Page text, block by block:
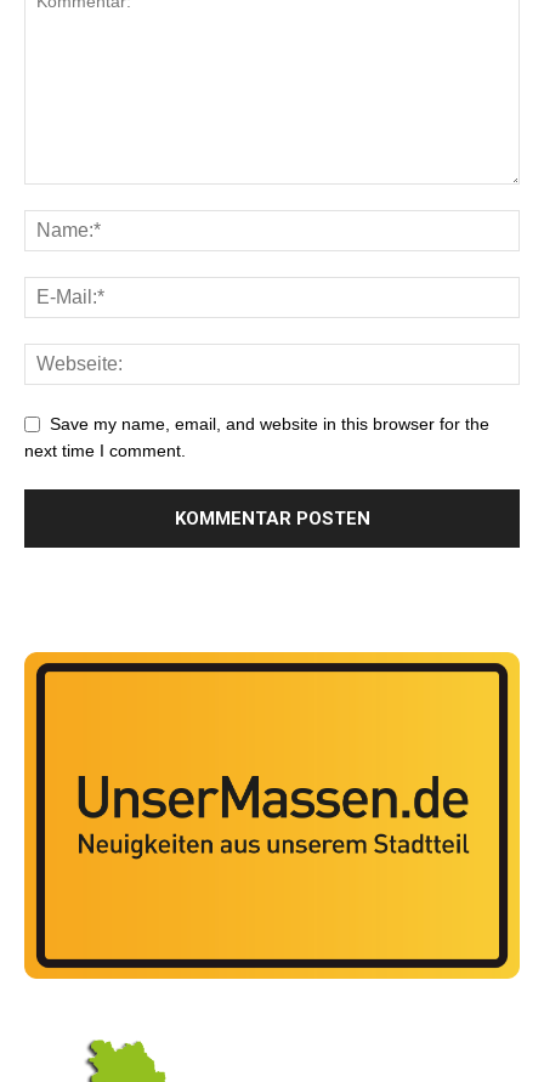
Save my name, email, and website in this browser for the
next time I comment.